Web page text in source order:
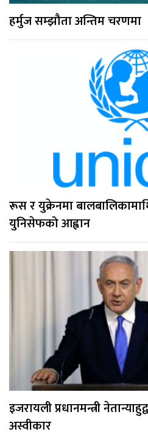
हर्मुज सम्झौता अन्तिम चरणमा
रूस र युक्रेनमा
युनिसेफको आह्वान
इजरायली प्रधानमन्त्री
अस्वीकार